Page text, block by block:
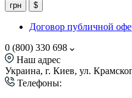
грн $
Договор публичной
0 (800) 330 698
Наш адрес
Украина, г. Киев, ул.
Телефоны: